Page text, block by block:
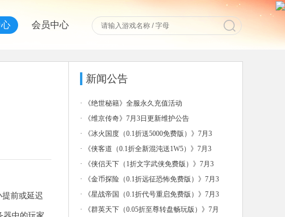
会员中心
前或延迟
新闻公告
·
《绝世秘籍》全服永久充值活动
·
《维京传奇》7月3日更新维护公告
·
《冰火国度（0.1折送5000免费版）》7月3
日-7
·
《侠客道（0.1折全新混沌送1W5）》7月3
日-7月
·
《侠侣天下（1折文字武侠免费版）》7月3
日-7月6日
·
《金币探险（0.1折远征恐怖免费版）》7月3
日-7月
·
《星战帝国（0.1折代号重启免费版）》7月3
日-7月
·
《群英天下（0.05折至尊转盘畅玩版）》7月